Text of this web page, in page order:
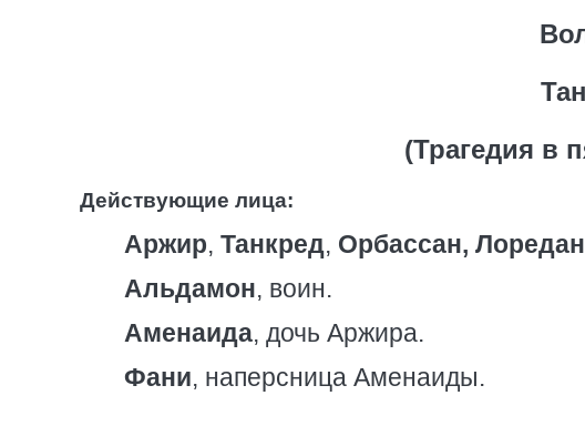
(Трагедия в
Действующие лица:
Аржир, Танкред, Орбассан,
Альдамон, воин.
Аменаида, дочь Аржира.
Фани, наперсница Аменаиды.